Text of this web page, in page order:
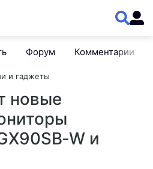
Форум Комментарии
и гаджеты
новые
и